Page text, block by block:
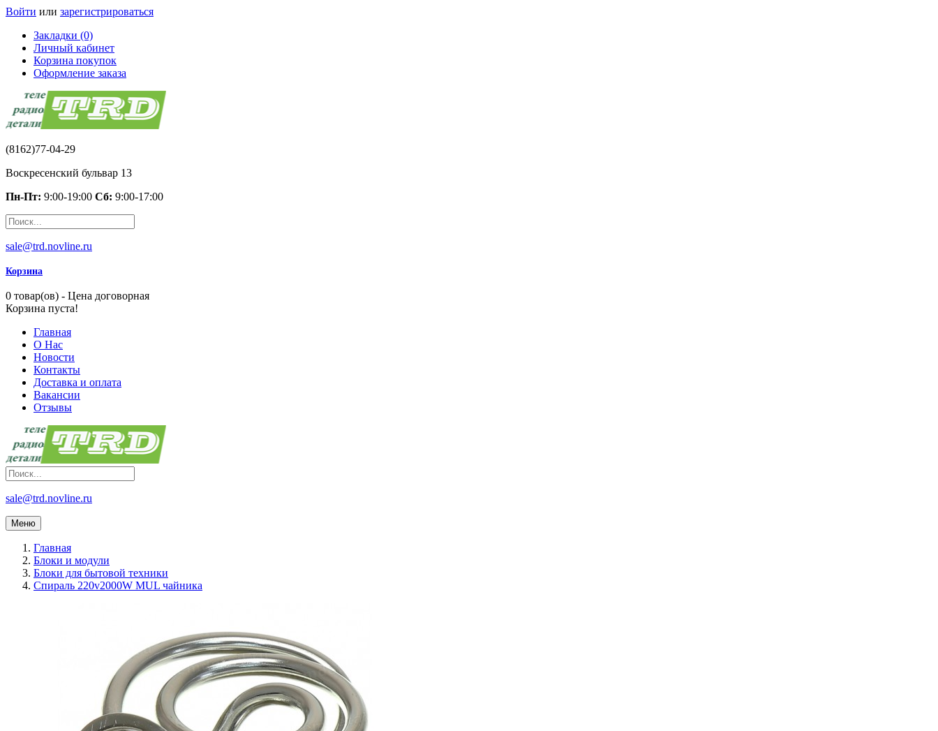
Войти или зарегистрироваться
Закладки (0)
Личный кабинет
Корзина покупок
Оформление заказа
(8162)77-04-29
Воскресенский бульвар 13
Пн-Пт: 9:00-19:00 Сб: 9:00-17:00
sale@trd.novline.ru
Корзина
0 товар(ов) - Цена договорная
Корзина пуста!
Главная
О Нас
Новости
Контакты
Доставка и оплата
Вакансии
Отзывы
sale@trd.novline.ru
Меню
Главная
Блоки и модули
Блоки для бытовой техники
Спираль 220v2000W MUL чайника